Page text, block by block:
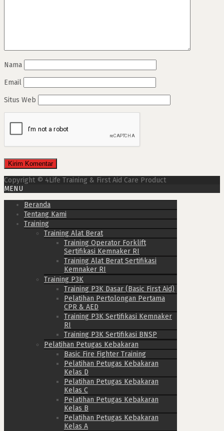
Nama
Email
Situs Web
Copyright © 4Life Training & First Aid Care Product
MENU
Beranda
Tentang Kami
Training
Training Alat Berat
Training Operator Forklift
Sertifikasi Kemnaker RI
Training Alat Berat Sertifikasi
Kemnaker RI
Training P3K
Training P3K Dasar (Basic First Aid)
Pelatihan Pertolongan Pertama
CPR & AED
Training P3K Sertifikasi Kemnaker
RI
Training P3K Sertifikasi BNSP
Pelatihan Petugas Kebakaran
Basic Fire Fighter Training
Pelatihan Petugas Kebakaran
Kelas D
Pelatihan Petugas Kebakaran
Kelas C
Pelatihan Petugas Kebakaran
Kelas B
Pelatihan Petugas Kebakaran
Kelas A